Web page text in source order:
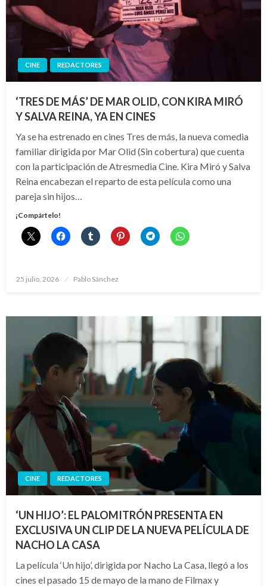
CINE REDACTORES
‘TRES DE MÁS’ DE MAR OLID, CON KIRA MIRÓ
Y SALVA REINA, YA EN CINES
Ya se ha estrenado en cines Tres de más, la nueva comedia
familiar dirigida por Mar Olid (Sin cobertura) que cuenta
con la participación de Atresmedia Cine. Kira Miró y Salva
Reina encabezan el reparto de esta película como una
pareja sin hijos…
¡Compártelo!
Publicado
25 julio, 2026 Pablo Sánchez
CINE REDACTORES
‘UN HIJO’: EL PALOMITRÓN PRESENTA EN
EXCLUSIVA UN CLIP DE LA NUEVA PELÍCULA DE
NACHO LA CASA
La película ‘Un hijo’, dirigida por Nacho La Casa, llegó a los
cines el pasado 15 de mayo de la mano de Filmax y